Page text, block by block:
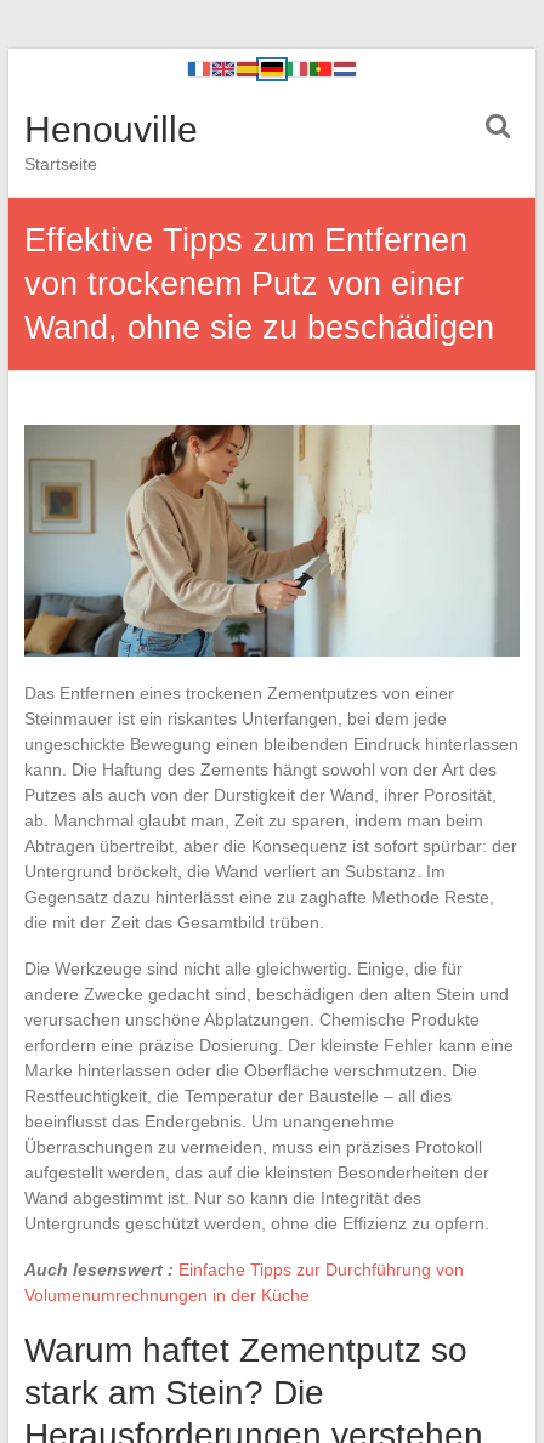
Henouville
Startseite
Effektive Tipps zum Entfernen
von trockenem Putz von einer
Wand, ohne sie zu beschädigen
Das Entfernen eines trockenen Zementputzes von einer
Steinmauer ist ein riskantes Unterfangen, bei dem jede
ungeschickte Bewegung einen bleibenden Eindruck hinterlassen
kann. Die Haftung des Zements hängt sowohl von der Art des
Putzes als auch von der Durstigkeit der Wand, ihrer Porosität,
ab. Manchmal glaubt man, Zeit zu sparen, indem man beim
Abtragen übertreibt, aber die Konsequenz ist sofort spürbar: der
Untergrund bröckelt, die Wand verliert an Substanz. Im
Gegensatz dazu hinterlässt eine zu zaghafte Methode Reste,
die mit der Zeit das Gesamtbild trüben.
Die Werkzeuge sind nicht alle gleichwertig. Einige, die für
andere Zwecke gedacht sind, beschädigen den alten Stein und
verursachen unschöne Abplatzungen. Chemische Produkte
erfordern eine präzise Dosierung. Der kleinste Fehler kann eine
Marke hinterlassen oder die Oberfläche verschmutzen. Die
Restfeuchtigkeit, die Temperatur der Baustelle – all dies
beeinflusst das Endergebnis. Um unangenehme
Überraschungen zu vermeiden, muss ein präzises Protokoll
aufgestellt werden, das auf die kleinsten Besonderheiten der
Wand abgestimmt ist. Nur so kann die Integrität des
Untergrunds geschützt werden, ohne die Effizienz zu opfern.
Auch lesenswert : Einfache Tipps zur Durchführung von
Volumenumrechnungen in der Küche
Warum haftet Zementputz so
stark am Stein? Die
Herausforderungen verstehen,